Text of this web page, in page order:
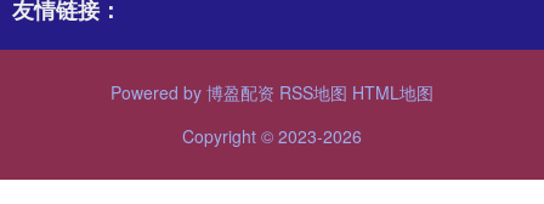
友情链接：
Powered by 博盈配资 RSS地图 HTML地图
Copyright © 2023-2026